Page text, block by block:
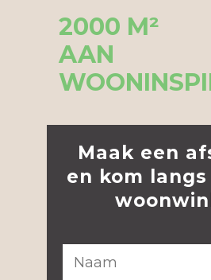
2000 M²
AAN
Maak een
en kom